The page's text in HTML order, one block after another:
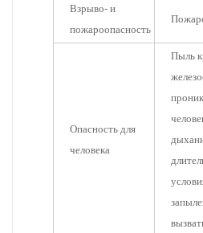
Взрыво- и
пожароопасность
Опасность для
человека
Пыль